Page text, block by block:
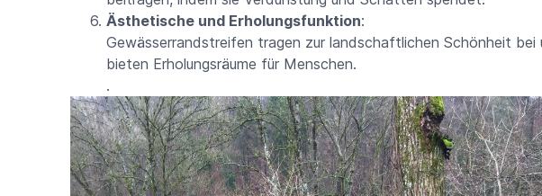
Ästhetische und Erholungsfunktion:
Gewässerrandstreifen tragen zur landschaftlichen Schönheit bei
bieten Erholungsräume für Menschen.
.